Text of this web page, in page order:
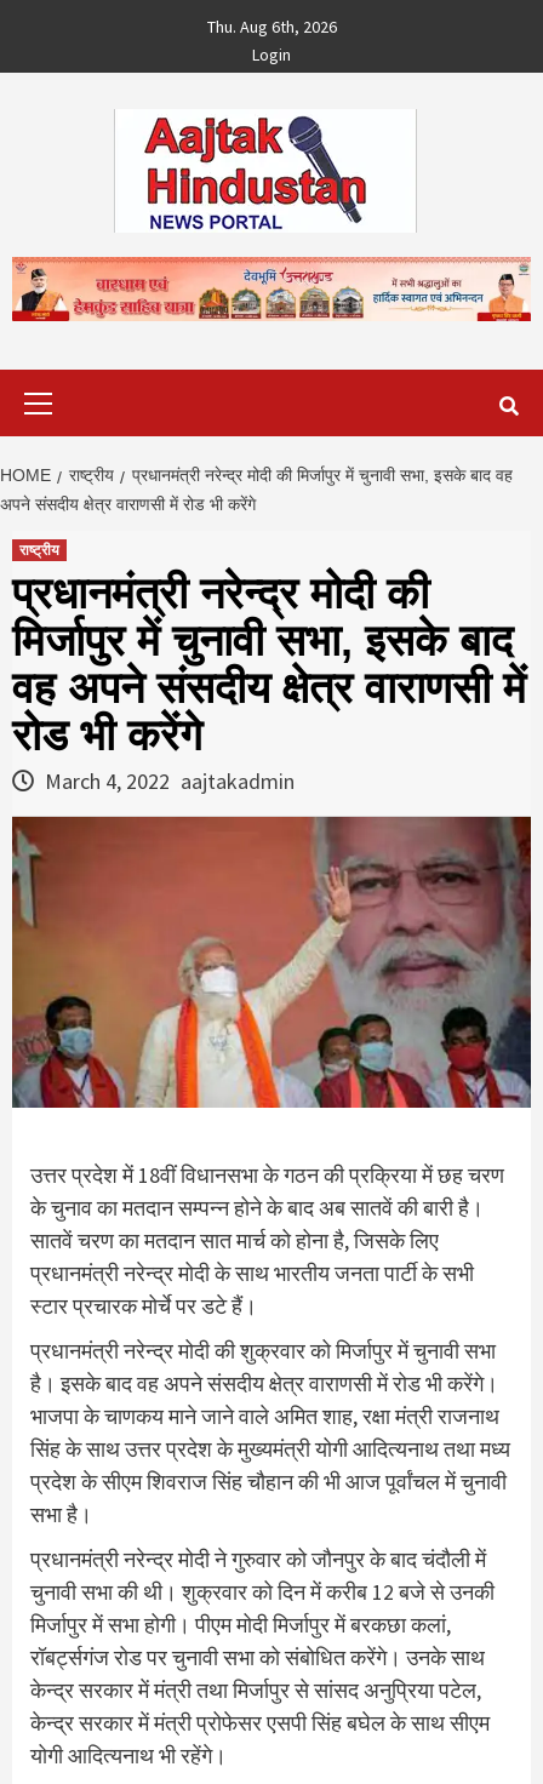
content
Thu. Aug 6th, 2026
Login
HOME राष्ट्रीय
प्रधानमंत्री नरेन्द्र मोदी की मिर्जापुर में चुनावी सभा, इसके बाद वह
अपने संसदीय क्षेत्र वाराणसी में रोड भी करेंगे
राष्ट्रीय
प्रधानमंत्री नरेन्द्र मोदी की
मिर्जापुर में चुनावी सभा, इसके बाद
वह अपने संसदीय क्षेत्र वाराणसी में
रोड भी करेंगे
March 4, 2022 aajtakadmin
उत्तर प्रदेश में 18वीं विधानसभा के गठन की प्रक्रिया में छह चरण
के चुनाव का मतदान सम्पन्न होने के बाद अब सातवें की बारी है।
सातवें चरण का मतदान सात मार्च को होना है, जिसके लिए
प्रधानमंत्री नरेन्द्र मोदी के साथ भारतीय जनता पार्टी के सभी
स्टार प्रचारक मोर्चे पर डटे हैं।
प्रधानमंत्री नरेन्द्र मोदी की शुक्रवार को मिर्जापुर में चुनावी सभा
है। इसके बाद वह अपने संसदीय क्षेत्र वाराणसी में रोड भी करेंगे।
भाजपा के चाणकय माने जाने वाले अमित शाह, रक्षा मंत्री राजनाथ
सिंह के साथ उत्तर प्रदेश के मुख्यमंत्री योगी आदित्यनाथ तथा मध्य
प्रदेश के सीएम शिवराज सिंह चौहान की भी आज पूर्वांचल में चुनावी
सभा है।
प्रधानमंत्री नरेन्द्र मोदी ने गुरुवार को जौनपुर के बाद चंदौली में
चुनावी सभा की थी। शुक्रवार को दिन में करीब 12 बजे से उनकी
मिर्जापुर में सभा होगी। पीएम मोदी मिर्जापुर में बरकछा कलां,
रॉबर्ट्सगंज रोड पर चुनावी सभा को संबोधित करेंगे। उनके साथ
केन्द्र सरकार में मंत्री तथा मिर्जापुर से सांसद अनुप्रिया पटेल,
केन्द्र सरकार में मंत्री प्रोफेसर एसपी सिंह बघेल के साथ सीएम
योगी आदित्यनाथ भी रहेंगे।